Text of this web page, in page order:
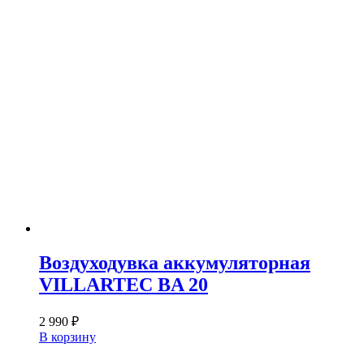
Воздуходувка аккумуляторная
VILLARTEC BA 20
2 990 ₽
В корзину